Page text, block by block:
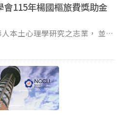
會115年楊國樞旅費獎助金
本土心理學研究之志業， 並獎
絡特色之研究， 本獎項每年從
會的口頭發表，共選出6名優
日。 Facebook:
taiwanpsy/ Official site: